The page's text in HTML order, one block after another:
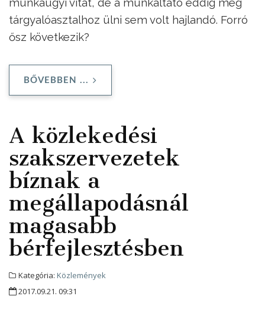
tárgyalóasztalhoz ülni sem volt hajlandó. Forró
ősz következik?
BŐVEBBEN ...
A közlekedési
szakszervezetek
bíznak a
megállapodásnál
magasabb
bérfejlesztésben
Kategória: Közlemények
2017.09.21. 09:31